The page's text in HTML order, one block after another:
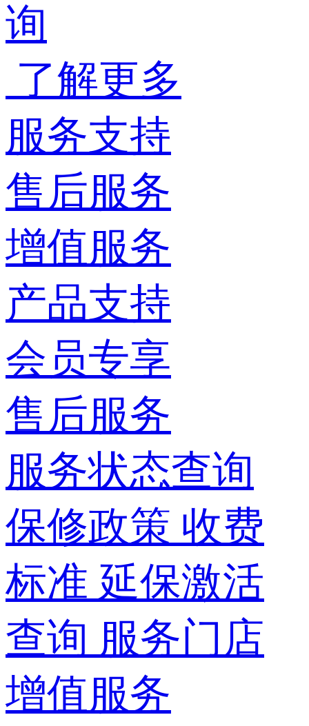
询
了解更多
服务支持
售后服务
增值服务
产品支持
会员专享
售后服务
服务状态查询
保修政策 收费
标准 延保激活
查询 服务门店
增值服务